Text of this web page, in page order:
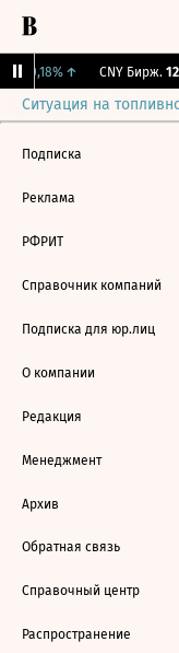
+0,18%↑ CNY Бирж.
Ситуация на
Подписка
Реклама
РФРИТ
Справочник компаний
Подписка для юр.лиц
О компании
Редакция
Менеджмент
Архив
Обратная связь
Справочный центр
Распространение